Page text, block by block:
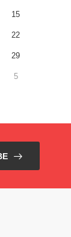
15
22
29
5